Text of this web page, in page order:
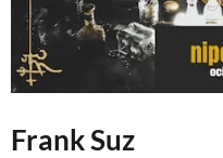
Frank Suz